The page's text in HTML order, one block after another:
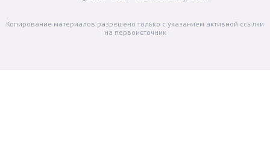
Копирование материалов разрешено только с указанием активной ссылки
на первоисточник